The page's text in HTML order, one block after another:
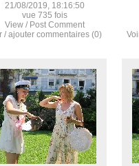
21/08/2019, 18:16:50
vue 735 fois
View / Post Comment
/ ajouter commentaires (0)